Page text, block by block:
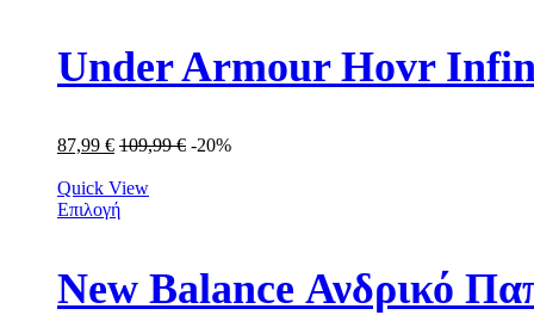
Under Armour Hovr
87,99 € 109,99€ -20%
Quick View
Επιλογή
New Balance Ανδρικό